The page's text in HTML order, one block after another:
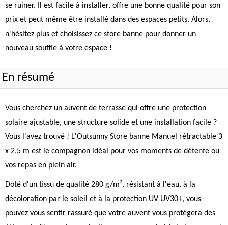
se ruiner. Il est facile à installer, offre une bonne qualité pour son
prix et peut même être installé dans des espaces petits. Alors,
n'hésitez plus et choisissez ce store banne pour donner un
nouveau souffle à votre espace !
En résumé
Vous cherchez un auvent de terrasse qui offre une protection
solaire ajustable, une structure solide et une installation facile ?
Vous l'avez trouvé ! L'Outsunny Store banne Manuel rétractable 3
x 2,5 m est le compagnon idéal pour vos moments de détente ou
vos repas en plein air.
Doté d'un tissu de qualité 280 g/m², résistant à l'eau, à la
décoloration par le soleil et à la protection UV UV30+, vous
pouvez vous sentir rassuré que votre auvent vous protégera des